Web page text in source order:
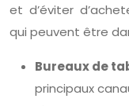
et d’éviter
qui peuvent être
Bureaux de
principaux